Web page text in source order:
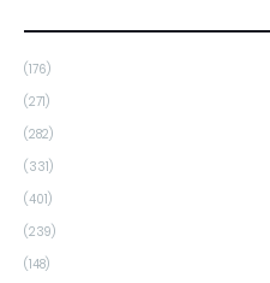
(176)
(271)
(282)
(331)
(401)
(239)
(148)